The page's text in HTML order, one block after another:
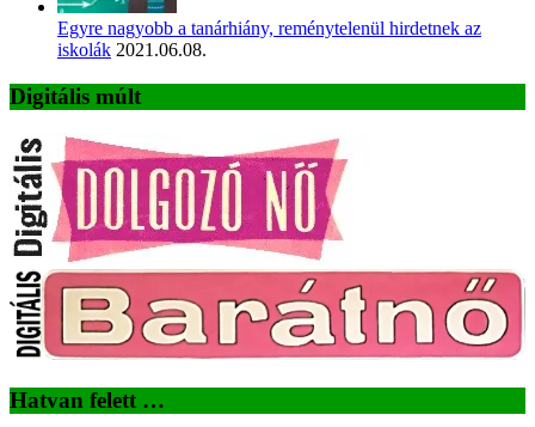
Egyre nagyobb a tanárhiány, reménytelenül hirdetnek az
iskolák 2021.06.08.
Digitális múlt
Hatvan felett …